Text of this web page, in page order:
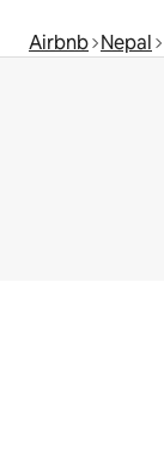
Airbnb Nepal